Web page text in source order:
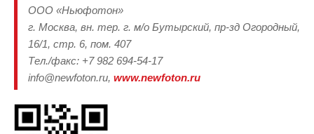
ООО «Ньюфотон»
г. Москва, вн. тер. г. м/о Бутырский, пр-зд Огородный,
16/1, стр. 6, пом. 407
Тел./факс: +7 982 694-54-17
info@newfoton.ru, www.newfoton.ru